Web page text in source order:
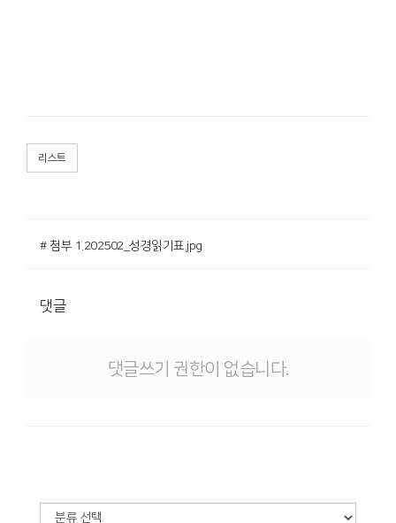
리스트
# 첨부 1.202502_성경읽기표.jpg
댓글
댓글쓰기 권한이 없습니다.